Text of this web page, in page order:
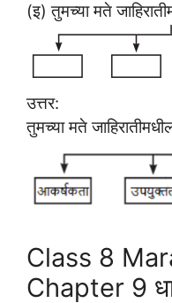
(इ) तुमच्या मते
उत्तर:
तुमच्या मते
Class 8
Chapter 9